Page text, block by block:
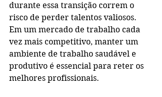
durante essa transição correm o
risco de perder talentos valiosos.
Em um mercado de trabalho cada
vez mais competitivo, manter um
ambiente de trabalho saudável e
produtivo é essencial para reter os
melhores profissionais.